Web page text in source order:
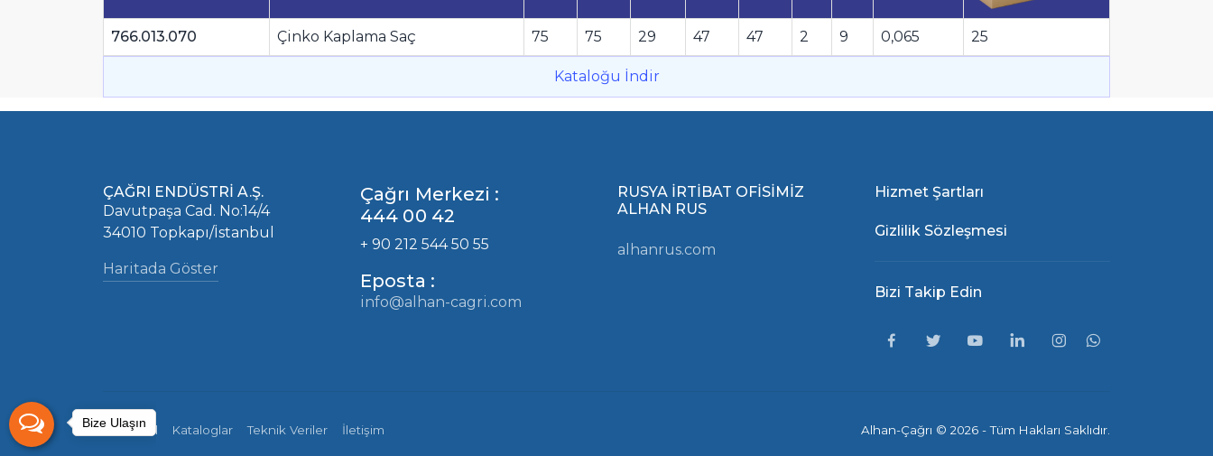
766.013.070 Çinko Kaplama Saç 75 75 29 47 47 2 9 0,065 25
Kataloğu İndir
Bize Ulaşın
ÇAĞRI ENDÜSTRİ A.Ş.
Davutpaşa Cad. No:14/4
34010 Topkapı/İstanbul
Haritada Göster
Çağrı Merkezi :
444 00 42
+ 90 212 544 50 55
Eposta :
info@alhan-cagri.com
RUSYA İRTİBAT OFİSİMİZ
ALHAN RUS
alhanrus.com
Hizmet Şartları
Gizlilik Sözleşmesi
Bizi Takip Edin
Kurumsal Kataloglar Teknik Veriler İletişim Alhan-Çağrı © 2026 - Tüm Hakları Saklıdır.